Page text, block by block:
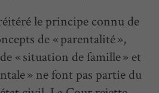
le principe connu de
de « parentalité »,
« situation de famille » et
» ne font pas partie du